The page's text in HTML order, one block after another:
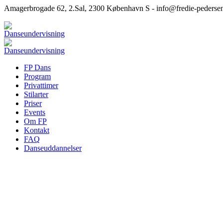
Amagerbrogade 62, 2.Sal, 2300 København S - info@fredie-
FP Dans
Program
Privattimer
Stilarter
Priser
Events
Om FP
Kontakt
FAQ
Danseuddannelser